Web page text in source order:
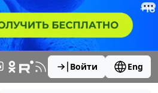
Войти Eng